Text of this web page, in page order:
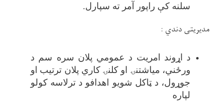
سلنه کې راپور آمر ته سپارل.
مدیریتی دندي :
د اړوند امریت د عمومي پلان سره سم د
ورځني، میاشتنۍ او کلنۍ کاري پلان ترتیب او
جوړول، د ټاکل شویو اهدافو د ترلاسه کولو
لپاره